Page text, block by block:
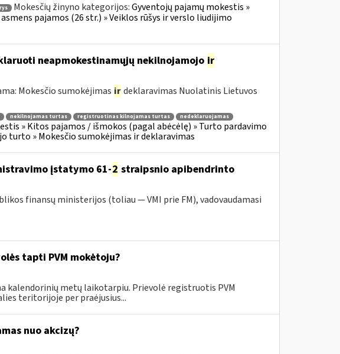
Mokesčių žinyno kategorijos:Gyventojų pajamų mokestis »
pajamos (26 str.) » Veiklos rūšys ir verslo liudijimo
neapmokestinamųjų nekilnojamojo ir
Mokesčio sumokėjimas ir deklaravimas Nuolatinis Lietuvos
nekilnojamas turtas registruotinas kilnojamas turtas nedeklaruojamas
» Kitos pajamos / išmokos (pagal abėcėlę) » Turto pardavimo
» Mokesčio sumokėjimas ir deklaravimas
įstatymo 61-2 straipsnio apibendrinto
finansų ministerijos (toliau — VMI prie FM), vadovaudamasi
tapti PVM mokėtoju?
kalendorinių metų laikotarpiu. Prievolė registruotis PVM
teritorijoje per praėjusius...
nuo akcizų?